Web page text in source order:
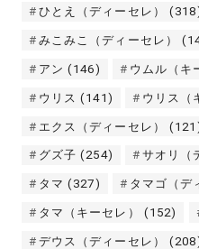
ひとえ（ディーセレ）
みこみこ（ディーセレ）
アン (146) ウムル（キ
ウリス (141) ウリス（
エクス（ディーセレ）
グズ子 (254) サオリ（
タマ (327) タマゴ（デ
タマ（キーセレ） (152)
デウス（ディーセレ）